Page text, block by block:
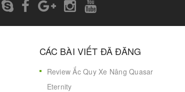
CÁC BÀI VIẾT ĐÃ ĐĂNG
Review Ắc Quy Xe Nâng Quasar
Eternity